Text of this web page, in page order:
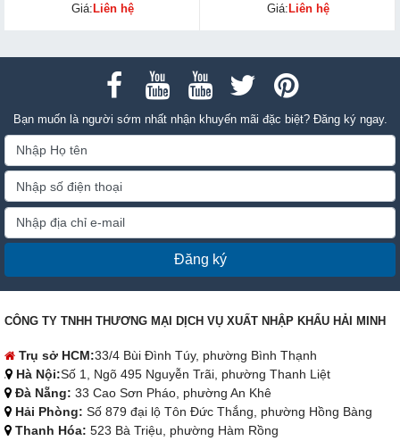
Giá: Liên hệ
Giá: Liên hệ
Bạn muốn là người sớm nhất nhận khuyến mãi đặc biệt? Đăng ký ngay.
Đăng ký
CÔNG TY TNHH THƯƠNG MẠI DỊCH VỤ XUẤT NHẬP KHẨU HẢI MINH
Trụ sở HCM:33/4 Bùi Đình Túy, phường Bình Thạnh
Hà Nội:Số 1, Ngõ 495 Nguyễn Trãi, phường Thanh Liệt
Đà Nẵng: 33 Cao Sơn Pháo, phường An Khê
Hải Phòng: Số 879 đại lộ Tôn Đức Thắng, phường Hồng Bàng
Thanh Hóa: 523 Bà Triệu, phường Hàm Rồng